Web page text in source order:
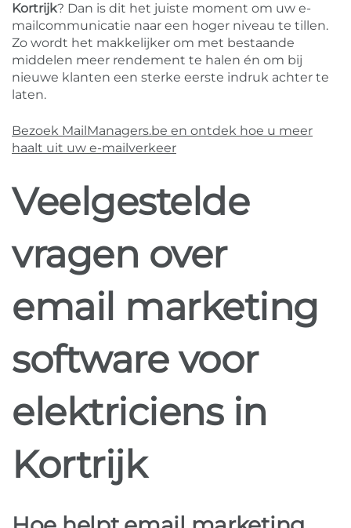
Kortrijk? Dan is dit het juiste moment om uw e-
mailcommunicatie naar een hoger niveau te tillen.
Zo wordt het makkelijker om met bestaande
middelen meer rendement te halen én om bij
nieuwe klanten een sterke eerste indruk achter te
laten.
Bezoek MailManagers.be en ontdek hoe u meer
haalt uit uw e-mailverkeer
Veelgestelde
vragen over
email marketing
software voor
elektriciens in
Kortrijk